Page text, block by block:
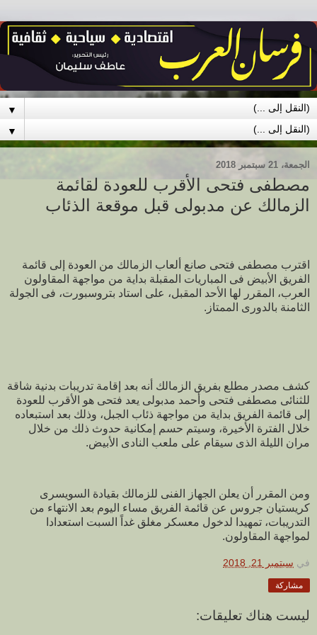
▼
▼
الجمعة، 21 سبتمبر 2018
مصطفى فتحى الأقرب للعودة لقائمة
الزمالك عن مدبولى قبل موقعة الذئاب
اقترب مصطفى فتحى صانع ألعاب الزمالك من العودة إلى قائمة
الفريق الأبيض فى المباريات المقبلة بداية من مواجهة المقاولون
العرب، المقرر لها الأحد المقبل، على استاد بتروسبورت، فى الجولة
الثامنة بالدورى الممتاز.
كشف مصدر مطلع بفريق الزمالك أنه بعد إقامة تدريبات بدنية شاقة
للثنائى مصطفى فتحى وأحمد مدبولى يعد فتحى هو الأقرب للعودة
إلى قائمة الفريق بداية من مواجهة ذئاب الجبل، وذلك بعد استبعاده
خلال الفترة الأخيرة، وسيتم حسم إمكانية حدوث ذلك من خلال
مران الليلة الذى سيقام على ملعب النادى الأبيض.
ومن المقرر أن يعلن الجهاز الفنى للزمالك بقيادة السويسرى
كريستيان جروس عن قائمة الفريق مساء اليوم بعد الانتهاء من
التدريبات، تمهيدا لدخول معسكر مغلق غداً السبت استعدادا
لمواجهة المقاولون.
في سبتمبر 21, 2018
مشاركة
ليست هناك تعليقات: